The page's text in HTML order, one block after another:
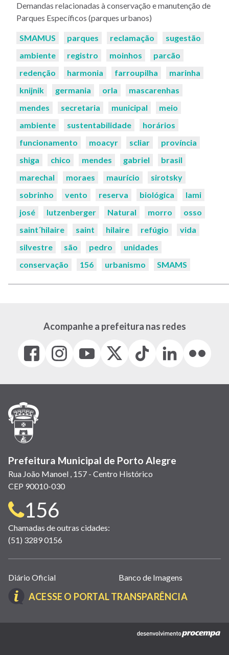
Demandas relacionadas à conservação e manutenção de
Parques Específicos (parques urbanos)
Palavras-
SMAMUS parques reclamação
sugestão
ambiente
registro moinhos
parcão
redenção
harmonia farroupilha
marinha
knijnik
germania orla
mascarenhas
mendes
secretaria municipal
meio
ambiente
sustentabilidade
horários
funcionamento
moacyr scliar
província
shiga
chico mendes gabriel
brasil
marechal
moraes maurício
sirotsky
sobrinho
vento reserva biológica
lami
josé
lutzenberger Natural morro
osso
saint´hilaire
saint hilaire refúgio
vida
silvestre
são pedro
unidades
conservação
156 urbanismo SMAMS
Acompanhe a prefeitura nas redes
Facebook
(link
em
janela)
Instagram
(link
em
(link
em
(Antigo
(link
Tiktok
(link
em
LinkedIn
(link
em
(link
em
Prefeitura Municipal de Porto Alegre
Rua João Manoel , 157 - Centro Histórico
CEP 90010-030
Telefone
para
contato:
156
Chamadas de outras cidades:
(51) 3289 0156
Links
úteis
(abrem
nova
Diário Oficial Banco de Imagens
ACESSE O PORTAL TRANSPARÊNCIA(LINK
EM
NOVA